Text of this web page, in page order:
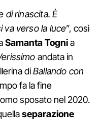
di rinascita. È
va verso la luce”, così
Samanta Tognia
andata in
diBallando con
fa la fine
sposato nel 2020.
separazione